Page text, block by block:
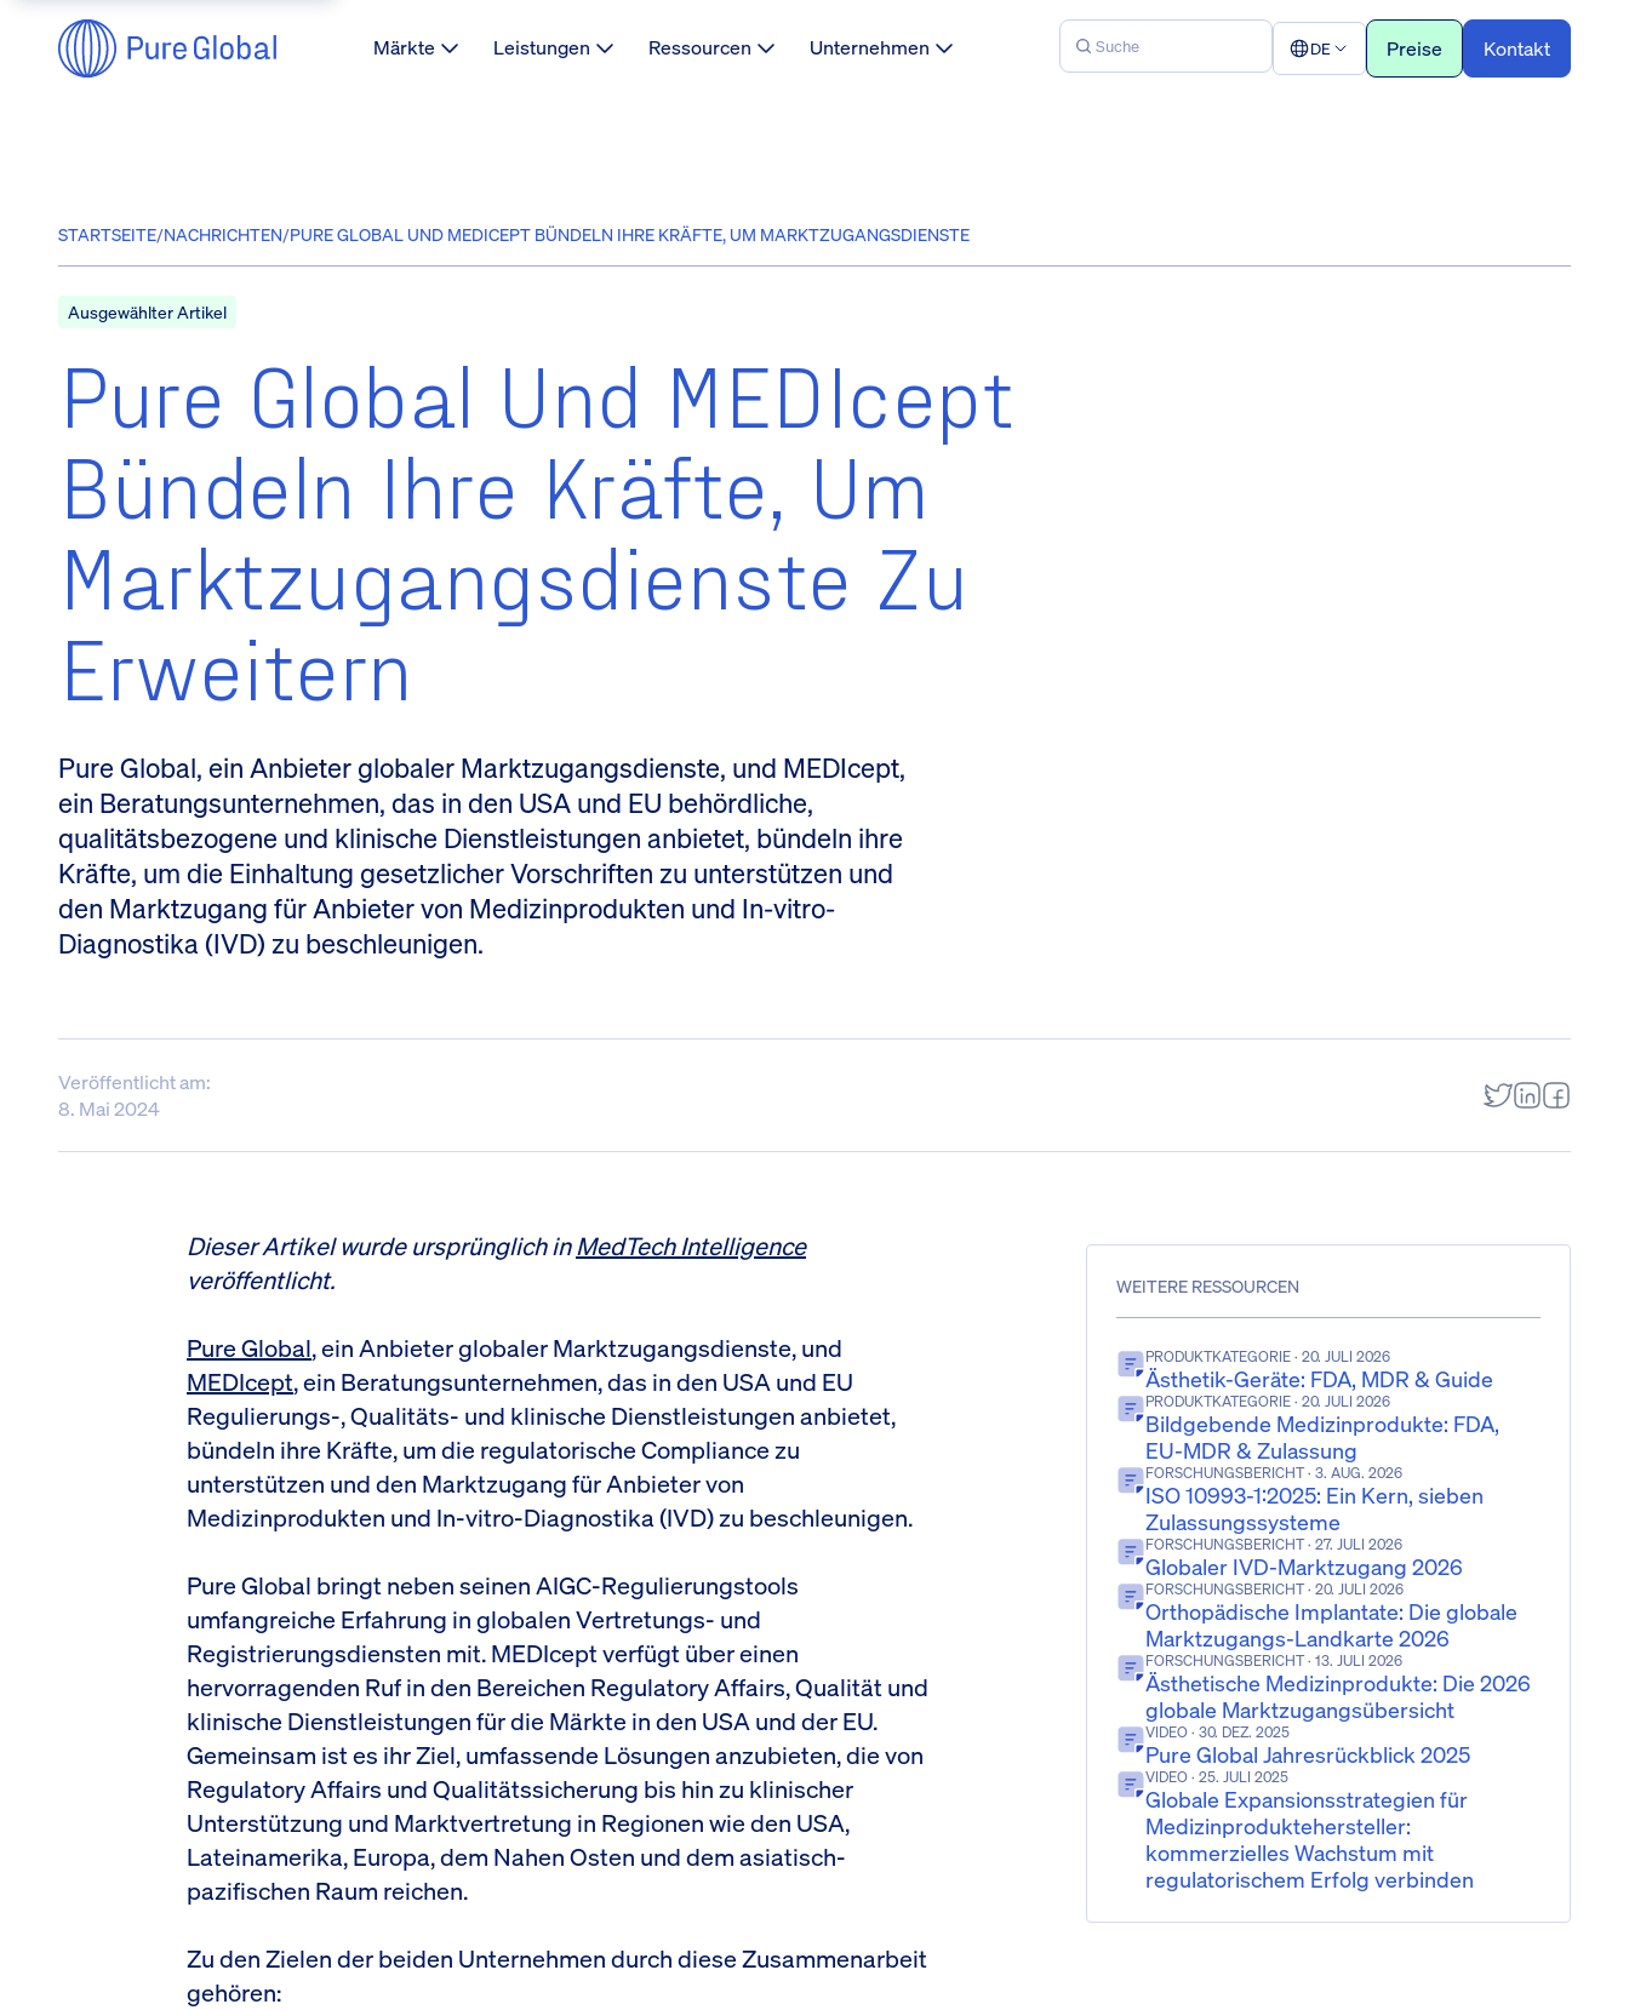
Märkte Leistungen Ressourcen Unternehmen DE Preise Kontakt
STARTSEITE/NACHRICHTEN/PURE GLOBAL UND MEDICEPT BÜNDELN IHRE KRÄFTE, UM MARKTZUGANGSDIENSTE
Ausgewählter Artikel
Pure Global Und MEDIcept
Bündeln Ihre Kräfte, Um
Marktzugangsdienste Zu
Erweitern
Pure Global, ein Anbieter globaler Marktzugangsdienste, und MEDIcept,
ein Beratungsunternehmen, das in den USA und EU behördliche,
qualitätsbezogene und klinische Dienstleistungen anbietet, bündeln ihre
Kräfte, um die Einhaltung gesetzlicher Vorschriften zu unterstützen und
den Marktzugang für Anbieter von Medizinprodukten und In-vitro-
Diagnostika (IVD) zu beschleunigen.
Veröffentlicht am:
8. Mai 2024
Dieser Artikel wurde ursprünglich inMedTech Intelligence
veröffentlicht.
Pure Global, ein Anbieter globaler Marktzugangsdienste, und
MEDIcept, ein Beratungsunternehmen, das in den USA und EU
Regulierungs-, Qualitäts- und klinische Dienstleistungen anbietet,
bündeln ihre Kräfte, um die regulatorische Compliance zu
unterstützen und den Marktzugang für Anbieter von
Medizinprodukten und In-vitro-Diagnostika (IVD) zu beschleunigen.
Pure Global bringt neben seinen AIGC-Regulierungstools
umfangreiche Erfahrung in globalen Vertretungs- und
Registrierungsdiensten mit. MEDIcept verfügt über einen
hervorragenden Ruf in den Bereichen Regulatory Affairs, Qualität und
klinische Dienstleistungen für die Märkte in den USA und der EU.
Gemeinsam ist es ihr Ziel, umfassende Lösungen anzubieten, die von
Regulatory Affairs und Qualitätssicherung bis hin zu klinischer
Unterstützung und Marktvertretung in Regionen wie den USA,
Lateinamerika, Europa, dem Nahen Osten und dem asiatisch-
pazifischen Raum reichen.
Zu den Zielen der beiden Unternehmen durch diese Zusammenarbeit
gehören:
WEITERE RESSOURCEN
PRODUKTKATEGORIE · 20. JULI 2026
Ästhetik-Geräte: FDA, MDR & Guide
PRODUKTKATEGORIE · 20. JULI 2026
Bildgebende Medizinprodukte: FDA,
EU-MDR & Zulassung
FORSCHUNGSBERICHT· 3. AUG. 2026
ISO 10993-1:2025: Ein Kern, sieben
Zulassungssysteme
FORSCHUNGSBERICHT· 27. JULI 2026
Globaler IVD-Marktzugang 2026
FORSCHUNGSBERICHT· 20. JULI 2026
Orthopädische Implantate: Die globale
Marktzugangs-Landkarte 2026
FORSCHUNGSBERICHT· 13. JULI 2026
Ästhetische Medizinprodukte: Die 2026
globale Marktzugangsübersicht
VIDEO · 30. DEZ. 2025
Pure Global Jahresrückblick 2025
VIDEO · 25. JULI 2025
Globale Expansionsstrategien für
Medizinproduktehersteller:
kommerzielles Wachstum mit
regulatorischem Erfolg verbinden